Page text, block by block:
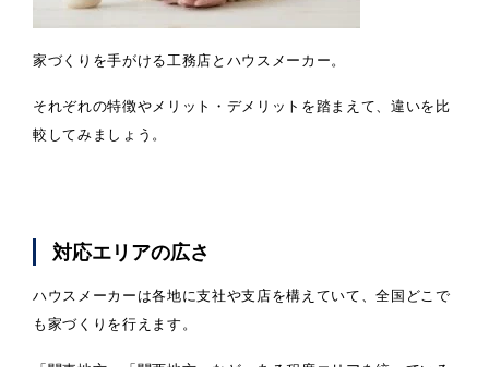
家づくりを手がける工務店とハウスメーカー。
それぞれの特徴やメリット・デメリットを踏まえて、違いを比
較してみましょう。
対応エリアの広さ
ハウスメーカーは各地に支社や支店を構えていて、全国どこで
も家づくりを行えます。